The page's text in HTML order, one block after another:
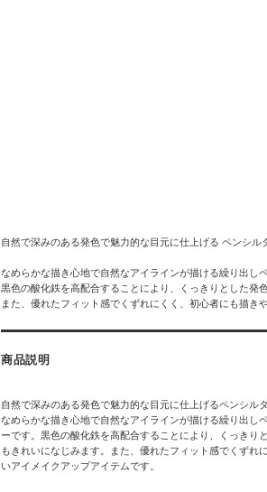
自然で深みのある発色で魅力的な目元に仕上げる ペンシル
なめらかな描き心地で自然なアイラインが描ける繰り出し
黒色の酸化鉄を高配合することにより、くっきりとした発
また、優れたフィット感でくずれにくく、初心者にも描き
商品説明
自然で深みのある発色で魅力的な目元に仕上げるペンシル
なめらかな描き心地で自然なアイラインが描ける繰り出し
ーです。黒色の酸化鉄を高配合することにより、くっきり
もきれいになじみます。また、優れたフィット感でくずれ
いアイメイクアップアイテムです。